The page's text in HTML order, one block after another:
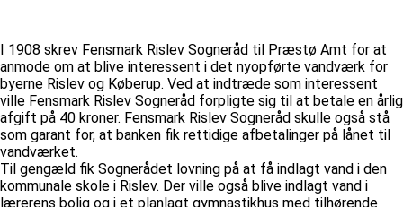
I 1908 skrev Fensmark Rislev Sogneråd til Præstø Amt for at
anmode om at blive interessent i det nyopførte vandværk for
byerne Rislev og Køberup. Ved at indtræde som interessent
ville Fensmark Rislev Sogneråd forpligte sig til at betale en årlig
afgift på 40 kroner. Fensmark Rislev Sogneråd skulle også stå
som garant for, at banken fik rettidige afbetalinger på lånet til
vandværket.
Til gengæld fik Sognerådet lovning på at få indlagt vand i den
kommunale skole i Rislev. Der ville også blive indlagt vand i
lærerens bolig og i et planlagt gymnastikhus med tilhørende